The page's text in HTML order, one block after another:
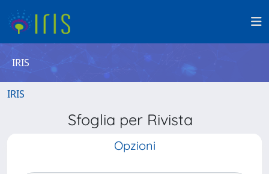
IRIS
IRIS
Sfoglia per Rivista
Opzioni